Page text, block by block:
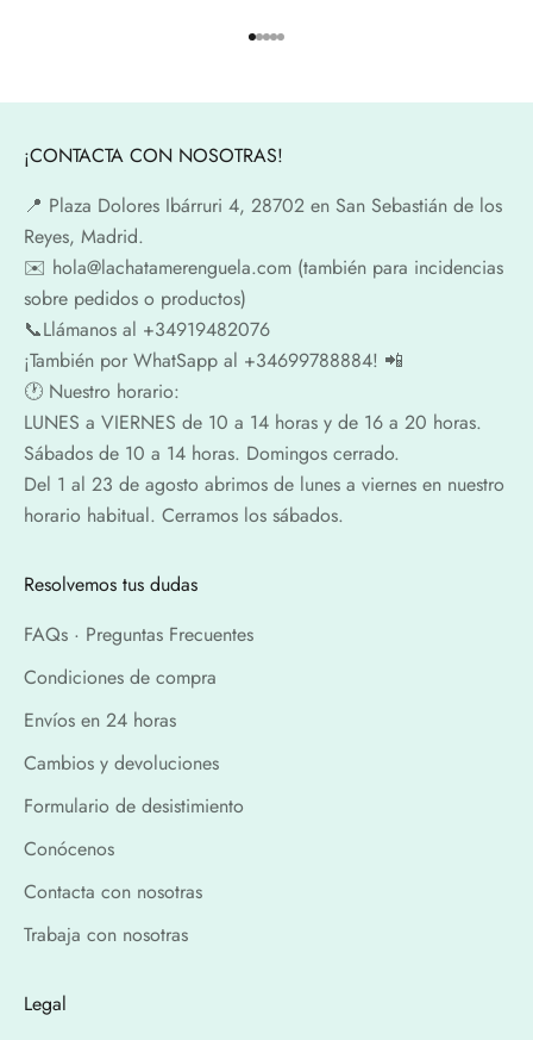
Ir al artículo 1
Ir al artículo 2
Ir al artículo 3
Ir al artículo 4
Ir al artículo 5
¡CONTACTA CON NOSOTRAS!
📍​ Plaza Dolores Ibárruri 4, 28702 en San Sebastián de los
Reyes, Madrid.
✉️​ hola@lachatamerenguela.com (también para incidencias
sobre pedidos o productos)
📞​​Llámanos al +34919482076
¡También por WhatSapp al +34699788884! 📲
🕐​ Nuestro horario:
LUNES a VIERNES de 10 a 14 horas y de 16 a 20 horas.
Sábados de 10 a 14 horas. Domingos cerrado.
Del 1 al 23 de agosto abrimos de lunes a viernes en nuestro
horario habitual. Cerramos los sábados.
Resolvemos tus dudas
FAQs · Preguntas Frecuentes
Condiciones de compra
Envíos en 24 horas
Cambios y devoluciones
Formulario de desistimiento
Conócenos
Contacta con nosotras
Trabaja con nosotras
Legal